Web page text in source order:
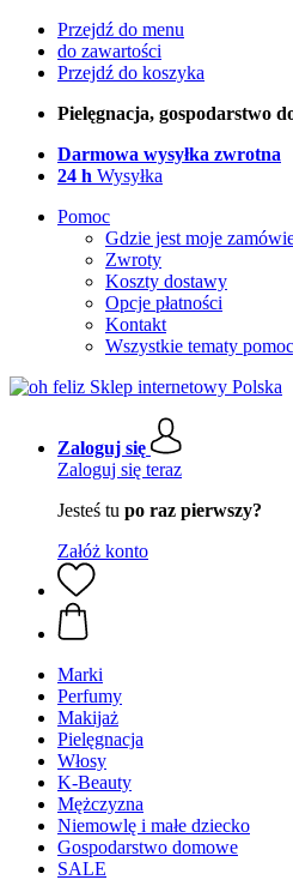
Przejdź do menu
do zawartości
Przejdź do koszyka
Pielęgnacja, gospodarstwo
Darmowa wysyłka zwrotna
24 h Wysyłka
Pomoc
Gdzie jest moje
Zwroty
Koszty dostawy
Opcje płatności
Kontakt
Wszystkie tematy
Zaloguj się
Zaloguj się teraz
Jesteś tu po raz pierwszy?
Załóż konto
Marki
Perfumy
Makijaż
Pielęgnacja
Włosy
K-Beauty
Mężczyzna
Niemowlę i małe dziecko
Gospodarstwo domowe
SALE